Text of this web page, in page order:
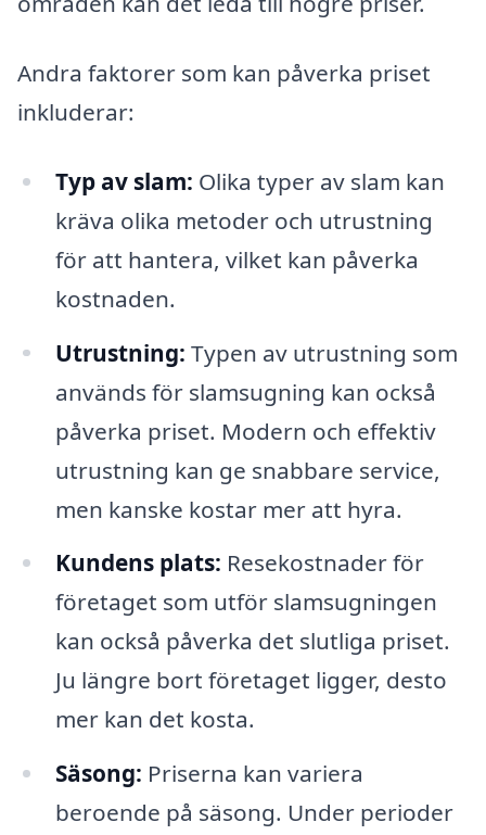
Andra faktorer som kan påverka priset
inkluderar:
Typ av slam: Olika typer av slam kan
kräva olika metoder och utrustning
för att hantera, vilket kan påverka
kostnaden.
Utrustning: Typen av utrustning som
används för slamsugning kan också
påverka priset. Modern och effektiv
utrustning kan ge snabbare service,
men kanske kostar mer att hyra.
Kundens plats: Resekostnader för
företaget som utför slamsugningen
kan också påverka det slutliga priset.
Ju längre bort företaget ligger, desto
mer kan det kosta.
Säsong: Priserna kan variera
beroende på säsong. Under perioder